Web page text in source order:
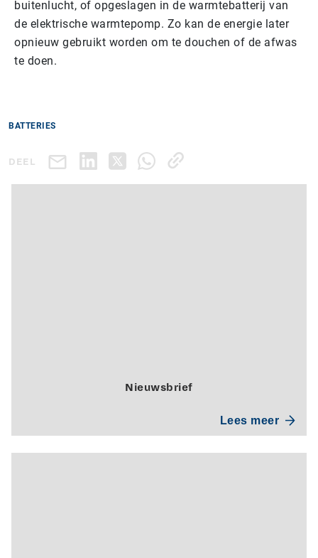
buitenlucht, of opgeslagen in de warmtebatterij van
de elektrische warmtepomp. Zo kan de energie later
opnieuw gebruikt worden om te douchen of de afwas
te doen.
BATTERIES
DEEL
Nieuwsbrief
Lees meer